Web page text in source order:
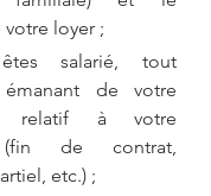
loyer ;
salarié, tout
de votre
relatif à votre
(fin de contrat,
etc.) ;